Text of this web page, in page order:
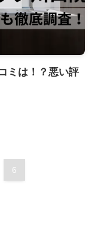
ミは！？悪い評
6